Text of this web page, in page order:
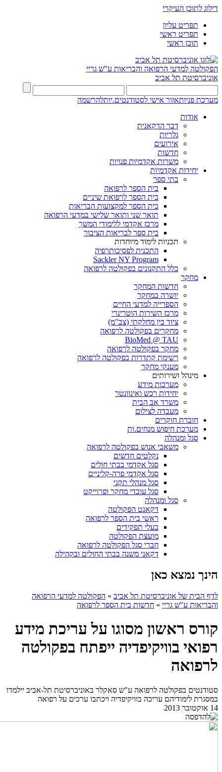
דילוג לתוכן העיקרי
תפריט עליון
תפריט ראשי
תוכן ראשי
הפקולטה למדעי הרפואה והבריאות ע"ש גריי
אוניברסיטת תל אביב
מערכת פניותאזור אישי לסטודנטים.יותלהרשמה
אודות
דבר הדקאנית
גלריות
אירועים
חדשות
משרות אקדמיות פנויות
יחידות אקדמיות
בתי ספר
בית הספר לרפואה
בית הספר לרפואת שיניים
בית הספר למקצועות הבריאות
תואר שני ותואר שלישי במדעי הרפואה
מרכז אקדמי ללימודי המשך
בית ספר לבריאות הציבור
תכניות לימוד מיוחדות
התכנית לפסיכותרפיה
Sackler NY Program
כלל התקנונים בפקולטה לרפואה
מחקר
חדשות המחקר
יושרה במחקר
הספרייה למדעי החיים
מרכז השירות הוטרינרי
ציוד בין מחלקתי (צב"מ)
מחקרים בפקולטה לרפואה
BioMed @ TAU
מחקר בפקולטה לרפואה
רשימת קתדרות בפקולטה לרפואה
מענקי מחקר
מינהל ושירותים
מערכות מידע
יחידות רכש ואינוונטר
משרד אב הבית
מעבדה לצילום
חוברת חוקרים
מערכת חיפוש מנחים.ות
סגל ומנהלה
משאבי אנוש בפקולטה לרפואה
נקלטים חדשים
סגל אקדמי בבתי חולים
סגל אקדמי פרה-קליניים
סגל מנהלי תקני
סגל עובדי מחקר ופרוייקט
סגל ומנהלה
דקאנט הפקולטה
ראשי בית הספר לרפואה
בעלי תפקידים
מועצת הפקולטה
חברי סגל הפקולטה לרפואה
דקאני משנה בבתי החולים ובקהילה
הינך נמצא כאן
לדף הבית של אוניברסיטת תל אביב » הפקולטה למדעי הרפואה
והבריאות ע"ש גריי » חדשות בית הספר לרפואה
קורס ראשון מסוגו על עריכת מידע
רפואי בוויקיפדיה ייפתח בפקולטה
לרפואה
סטודנטים בפקולטה לרפואה ע"ש סאקלר באוניברסיטת תל-אביב יילמדו
במסגרת לימודיהם עריכה בוויקיפדיה ויכתבו ערכים על רפואה
14 אוקטובר 2013